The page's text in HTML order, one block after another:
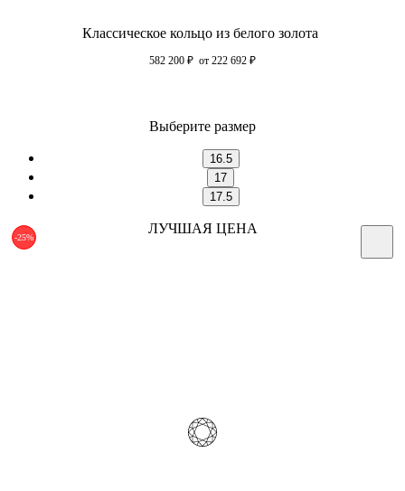
Классическое кольцо из белого золота
582 200 ₽ от 222 692 ₽
Выберите размер
16.5
17
17.5
-25%
ЛУЧШАЯ ЦЕНА